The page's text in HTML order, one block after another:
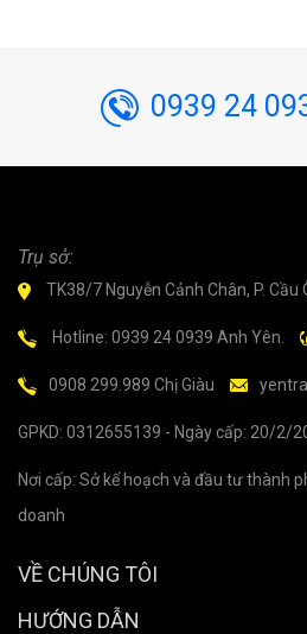
0939 24
Trụ sở:
TK38/7 Nguyễn Cảnh Chân, P. Cầu
Hotline: 0939 24 0939 Anh Yên.
0908 299.989 Chị Giàu
GPKD: 0312655139 - Ngày cấp: 20/2/
Nơi cấp: Sở kế hoạch và đầu tư thành
doanh
VỀ CHÚNG TÔI
HƯỚNG DẪN